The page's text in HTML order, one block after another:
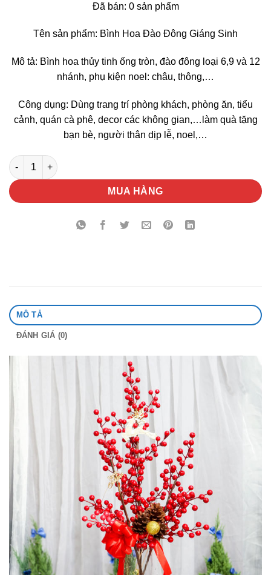
Đã bán: 0 sản phẩm
Tên sản phẩm: Bình Hoa Đào Đông Giáng Sinh
Mô tả: Bình hoa thủy tinh ống tròn, đào đông loại 6,9 và 12
nhánh, phụ kiện noel: châu, thông,…
Công dụng: Dùng trang trí phòng khách, phòng ăn, tiểu
cảnh, quán cà phê, decor các không gian,…làm quà tặng
bạn bè, người thân dịp lễ, noel,…
Bình Hoa Đào Đông Giáng Sinh số lượng
MUA HÀNG
MÔ TẢ
ĐÁNH GIÁ (0)